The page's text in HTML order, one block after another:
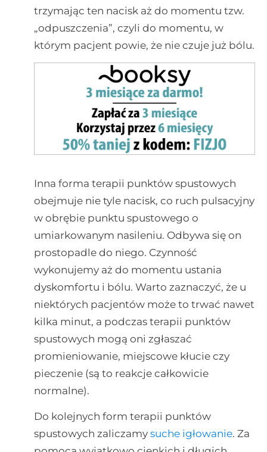
trzymając ten nacisk aż do momentu tzw.
„odpuszczenia”, czyli do momentu, w
którym pacjent powie, że nie czuje już bólu.
Inna forma terapii punktów spustowych
obejmuje nie tyle nacisk, co ruch pulsacyjny
w obrębie punktu spustowego o
umiarkowanym nasileniu. Odbywa się on
prostopadle do niego. Czynność
wykonujemy aż do momentu ustania
dyskomfortu i bólu. Warto zaznaczyć, że u
niektórych pacjentów może to trwać nawet
kilka minut, a podczas terapii punktów
spustowych mogą oni zgłaszać
promieniowanie, miejscowe kłucie czy
pieczenie (są to reakcje całkowicie
normalne).
Do kolejnych form terapii punktów
spustowych zaliczamy suche igłowanie. Za